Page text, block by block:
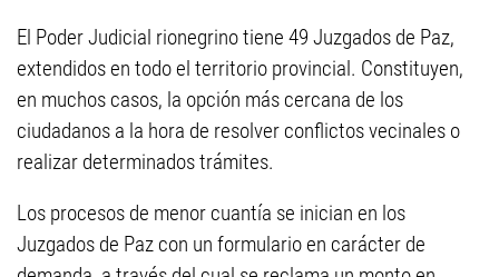
El Poder Judicial rionegrino tiene 49 Juzgados de Paz,
extendidos en todo el territorio provincial. Constituyen,
en muchos casos, la opción más cercana de los
ciudadanos a la hora de resolver conflictos vecinales o
realizar determinados trámites.
Los procesos de menor cuantía se inician en los
Juzgados de Paz con un formulario en carácter de